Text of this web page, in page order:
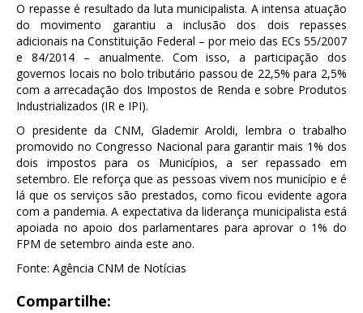
O repasse é resultado da luta municipalista. A intensa atuação
do movimento garantiu a inclusão dos dois repasses
adicionais na Constituição Federal – por meio das ECs 55/2007
e 84/2014 – anualmente. Com isso, a participação dos
governos locais no bolo tributário passou de 22,5% para 2,5%
com a arrecadação dos Impostos de Renda e sobre Produtos
Industrializados (IR e IPI).
O presidente da CNM, Glademir Aroldi, lembra o trabalho
promovido no Congresso Nacional para garantir mais 1% dos
dois impostos para os Municípios, a ser repassado em
setembro. Ele reforça que as pessoas vivem nos município e é
lá que os serviços são prestados, como ficou evidente agora
com a pandemia. A expectativa da liderança municipalista está
apoiada no apoio dos parlamentares para aprovar o 1% do
FPM de setembro ainda este ano.
Fonte: Agência CNM de Notícias
Compartilhe: